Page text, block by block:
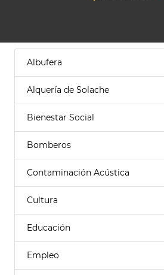
Albufera
Alquería de Solache
Bienestar Social
Bomberos
Contaminación Acústica
Cultura
Educación
Empleo